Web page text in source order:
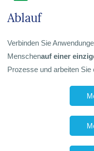
Ablauf
Verbinden Sie
Menschenauf einer
Prozesse und arbeiten Sie